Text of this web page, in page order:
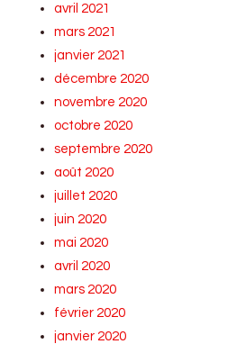
avril 2021
mars 2021
janvier 2021
décembre 2020
novembre 2020
octobre 2020
septembre 2020
août 2020
juillet 2020
juin 2020
mai 2020
avril 2020
mars 2020
février 2020
janvier 2020